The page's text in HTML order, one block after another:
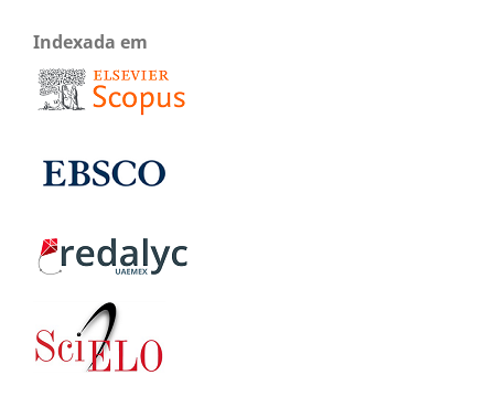
Indexada em